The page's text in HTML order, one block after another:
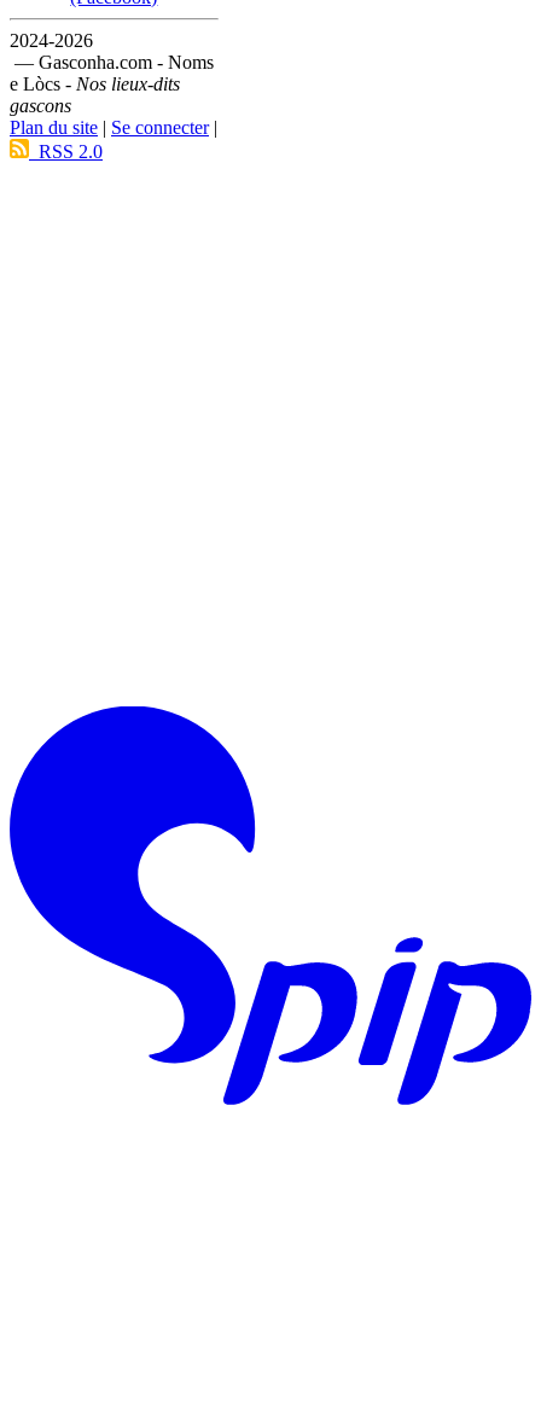
2024-2026
— Gasconha.com - Noms
e Lòcs - Nos lieux-dits
gascons
Plan du site | Se connecter|
RSS 2.0